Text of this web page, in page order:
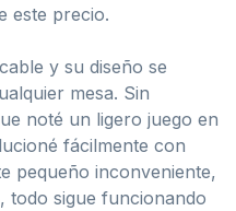
este precio.
y su diseño se
mesa. Sin
noté un ligero juego en
fácilmente con
pequeño inconveniente,
todo sigue funcionando